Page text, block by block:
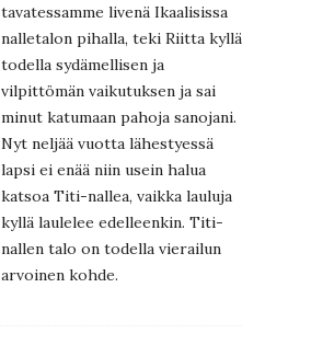
tavatessamme livenä Ikaalisissa
nalletalon pihalla, teki Riitta kyllä
todella sydämellisen ja
vilpittömän vaikutuksen ja sai
minut katumaan pahoja sanojani.
Nyt neljää vuotta lähestyessä
lapsi ei enää niin usein halua
katsoa Titi-nallea, vaikka lauluja
kyllä laulelee edelleenkin. Titi-
nallen talo on todella vierailun
arvoinen kohde.